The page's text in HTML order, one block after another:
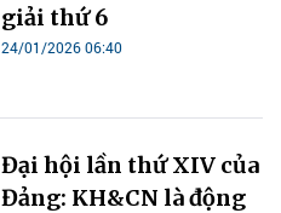
giải thứ 6
24/01/2026 06:40
Đại hội lần thứ XIV của
Đảng: KH&CN là động